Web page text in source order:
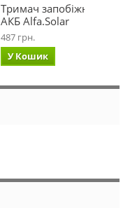
Тримач запобіжника
АКБ Alfa.Solar
487 грн.
У Кошик